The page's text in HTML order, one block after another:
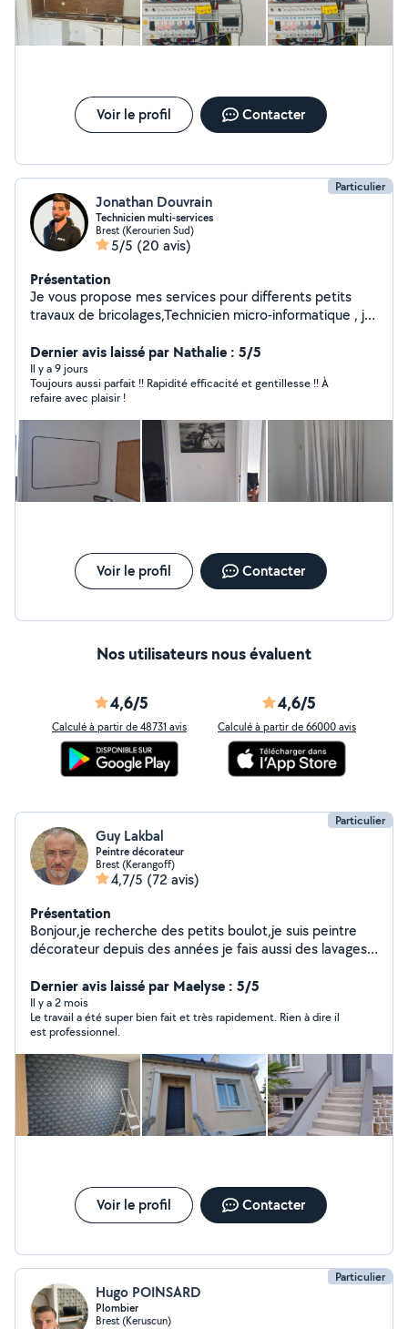
Voir le profil Contacter
Particulier
Jonathan Douvrain
Technicien multi-services
Brest (Kerourien Sud)
5/5 (20 avis)
Présentation
Je vous propose mes services pour differents petits
travaux de bricolages,Technicien micro-informatique , je
android / Apple(I-phone), Tablettes android, PC
portables.
Dernier avis laissé par Nathalie : 5/5
Il y a 9 jours
Toujours aussi parfait !! Rapidité efficacité et gentillesse !! À
refaire avec plaisir !
Voir le profil Contacter
Nos utilisateurs nous évaluent
4,6/5
Calculé à partir de 48731 avis
4,6/5
Calculé à partir de 66000 avis
Particulier
Guy Lakbal
Peintre décorateur
Brest (Kerangoff)
4,7/5 (72 avis)
Présentation
Bonjour,je recherche des petits boulot,je suis peintre
décorateur depuis des années je fais aussi des lavages
mousse)traitement pierre hydrofuge contre l'humidité,je
fais aussi des petits boulots tonde la pelouse et un peu
de débroussaillement,je fais aussi du bricolage merci à
vous bonne journée.
Dernier avis laissé par Maelyse : 5/5
Il y a 2 mois
Le travail a été super bien fait et très rapidement. Rien à dire il
est professionnel.
Voir le profil Contacter
Particulier
Hugo POINSARD
Plombier
Brest (Keruscun)